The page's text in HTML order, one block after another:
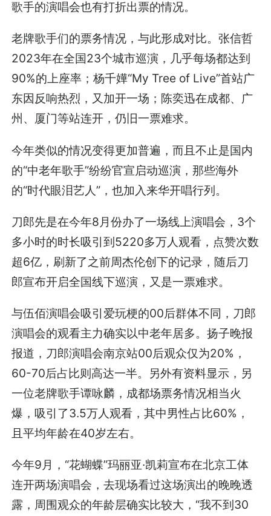
歌手的演唱会也有打折出票的情况。
老牌歌手们的票务情况，与此形成对比。张信哲
2023年在全国23个城市巡演，几乎每场都达到
90%的上座率；杨千嬅“My Tree of Live”首站广
东因反响热烈，又加开一场；陈奕迅在成都、广
州、厦门等站连开，仍旧一票难求。
今年类似的情况变得更加普遍，而且不止是国内
的“中老年歌手”纷纷官宣启动巡演，那些海外
的“时代眼泪艺人”，也加入来华开唱行列。
刀郎先是在今年8月份办了一场线上演唱会，3个
多小时的时长吸引到5220多万人观看，点赞次数
超6亿，刷新了之前周杰伦创下的记录，随后刀
郎宣布开启全国线下巡演，又是一票难求。
与伍佰演唱会吸引爱玩梗的00后群体不同，刀郎
演唱会的观看主力确实以中老年居多。扬子晚报
报道，刀郎演唱会南京站00后观众仅为20%，
60-70后占比则高达一半。另外有资料显示，另
一位老牌歌手谭咏麟，成都场票务情况相当火
爆，吸引了3.5万人观看，其中男性占比60%，
且平均年龄在40岁左右。
今年9月，“花蝴蝶”玛丽亚·凯莉宣布在北京工体
连开两场演唱会，去现场看过这场演出的晚晚透
露，周围观众的年龄层确实比较大，“我不到30